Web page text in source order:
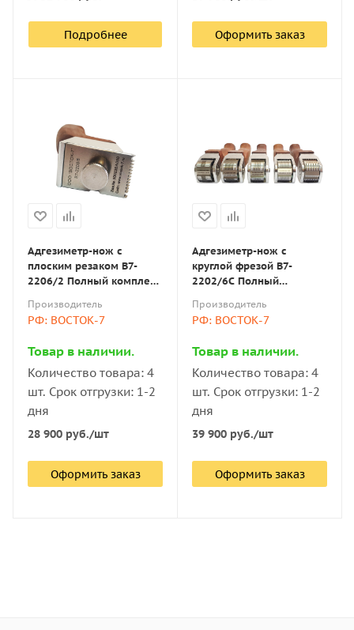
Подробнее Оформить заказ
Адгезиметр-нож с
плоским резаком В7-
2206/2 Полный комплект,
мм)
Производитель
РФ: ВОСТОК-7
Товар в наличии.
Количество товара: 4
шт. Срок отгрузки: 1-2
дня
28 900 руб./шт
Оформить заказ
Адгезиметр-нож с
круглой фрезой В7-
2202/6С Полный
(шаг 3 мм)
Производитель
РФ: ВОСТОК-7
Товар в наличии.
Количество товара: 4
шт. Срок отгрузки: 1-2
дня
39 900 руб./шт
Оформить заказ